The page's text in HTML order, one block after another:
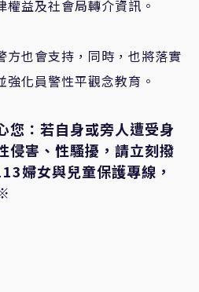
益及社會局轉介資訊。
方也會支持，同時，也將落實
化員警性平觀念教育。
您：若自身或旁人遭受身
侵害、性騷擾，請立刻撥
婦女與兒童保護專線，